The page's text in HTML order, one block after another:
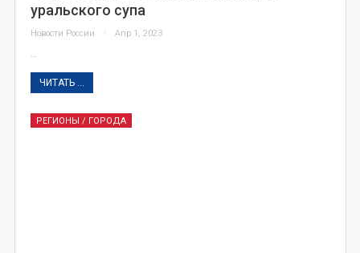
уральского супа
Новости России Апр 1, 2023
ЧИТАТЬ ...
РЕГИОНЫ / ГОРОДА